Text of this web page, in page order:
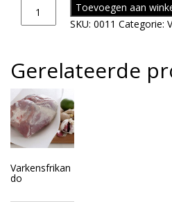
Toevoegen aan
SKU: 0011 Categorie:
Gerelateerde
Varkensfrikan
do